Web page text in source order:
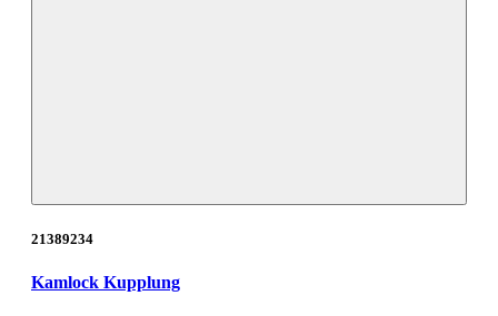
21389234
Kamlock Kupplung